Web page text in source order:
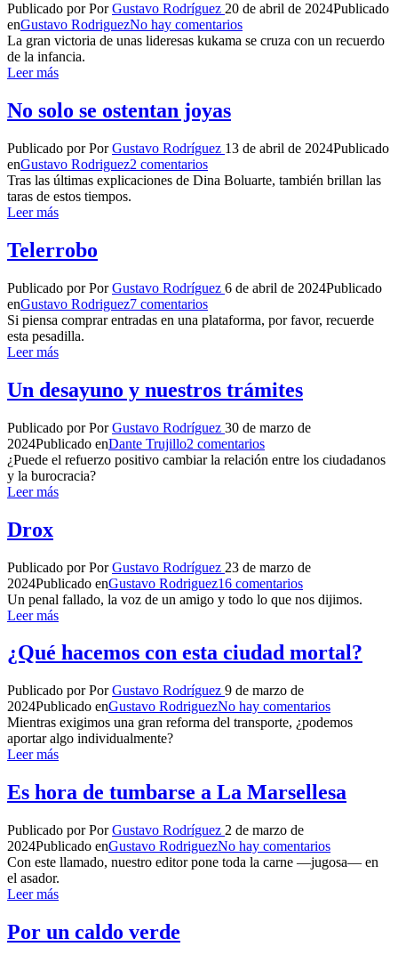
Publicado por PorGustavo Rodríguez 20 de abril de 2024Publicado
enGustavo RodriguezNo hay comentarios
La gran victoria de unas lideresas kukama se cruza con un recuerdo
de la infancia.
Leer más
No solo se ostentan joyas
Publicado por PorGustavo Rodríguez 13 de abril de 2024Publicado
enGustavo Rodriguez2 comentarios
Tras las últimas explicaciones de Dina Boluarte, también brillan las
taras de estos tiempos.
Leer más
Telerrobo
Publicado por PorGustavo Rodríguez 6 de abril de 2024Publicado
enGustavo Rodriguez7 comentarios
Si piensa comprar entradas en una plataforma, por favor, recuerde
esta pesadilla.
Leer más
Un desayuno y nuestros trámites
Publicado por PorGustavo Rodríguez 30 de marzo de
2024Publicado enDante Trujillo2 comentarios
¿Puede el refuerzo positivo cambiar la relación entre los ciudadanos
y la burocracia?
Leer más
Drox
Publicado por PorGustavo Rodríguez 23 de marzo de
2024Publicado enGustavo Rodriguez16 comentarios
Un penal fallado, la voz de un amigo y todo lo que nos dijimos.
Leer más
¿Qué hacemos con esta ciudad mortal?
Publicado por PorGustavo Rodríguez 9 de marzo de
2024Publicado enGustavo RodriguezNo hay comentarios
Mientras exigimos una gran reforma del transporte, ¿podemos
aportar algo individualmente?
Leer más
Es hora de tumbarse a La Marsellesa
Publicado por PorGustavo Rodríguez 2 de marzo de
2024Publicado enGustavo RodriguezNo hay comentarios
Con este llamado, nuestro editor pone toda la carne —jugosa— en
el asador.
Leer más
Por un caldo verde